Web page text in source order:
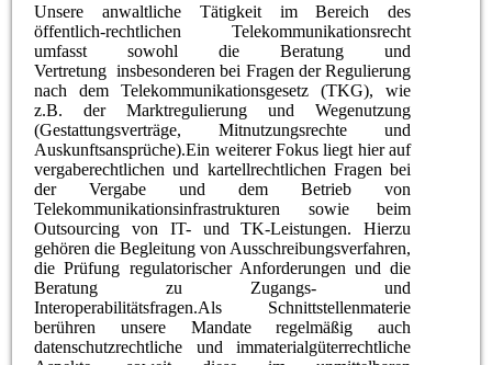
Unsere anwaltliche Tätigkeit im Bereich des
öffentlich-rechtlichen Telekommunikationsrecht
umfasst sowohl die Beratung und
Vertretung insbesonderen bei Fragen der Regulierung
nach dem Telekommunikationsgesetz (TKG), wie
z.B. der Marktregulierung und Wegenutzung
(Gestattungsverträge, Mitnutzungsrechte und
Auskunftsansprüche).Ein weiterer Fokus liegt hier auf
vergaberechtlichen und kartellrechtlichen Fragen bei
der Vergabe und dem Betrieb von
Telekommunikationsinfrastrukturen sowie beim
Outsourcing von IT- und TK-Leistungen. Hierzu
gehören die Begleitung von Ausschreibungsverfahren,
die Prüfung regulatorischer Anforderungen und die
Beratung zu Zugangs- und
Interoperabilitätsfragen.Als Schnittstellenmaterie
berühren unsere Mandate regelmäßig auch
datenschutzrechtliche und immaterialgüterrechtliche